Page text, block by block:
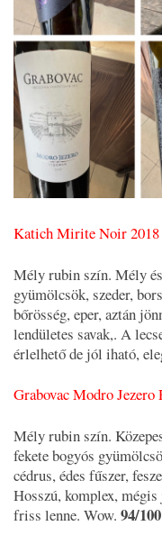
Katich Mirite Noir 2018
Mély rubin szín. Mély
gyümölcsök, szeder,
bőrösség, eper, aztán
lendületes savak,. A
érlelhető de jól iható,
Grabovac Modro Jezero
Mély rubin szín.
fekete bogyós
cédrus, édes fűszer,
Hosszú, komplex,
friss lenne. Wow. 94/